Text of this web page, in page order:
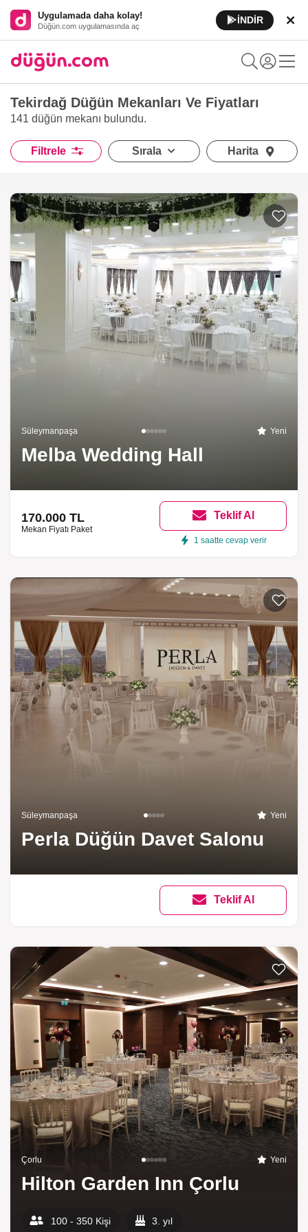
Uygulamada daha kolay!
Düğün.com uygulamasında aç
İNDİR
Tekirdağ Düğün Mekanları Ve Fiyatları
141 düğün mekanı bulundu.
Filtrele Sırala Harita
Süleymanpaşa Yeni
Melba Wedding Hall
170.000 TL
Mekan Fiyatı Paket
Teklif Al
1 saatte cevap verir
Süleymanpaşa Yeni
Perla Düğün Davet Salonu
Teklif Al
Listeme
Çorlu Yeni
Hilton Garden Inn Çorlu
100 - 350 Kişi 3. yıl